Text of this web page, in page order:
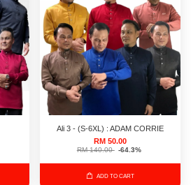
Ali 3 - (S-6XL) : ADAM CORRIE
RM 50.00
RM 140.00 -64.3%
ADD TO CART